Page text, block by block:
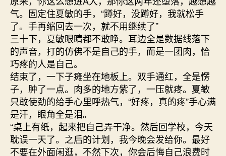
气。固定住夏敏的手，“蹲好，没蹲好，我就松手
了。手再缩回去一次，就不用继续了”
三十下，夏敏眼睛都不敢睁。耳边全是数据线落下
的声音，打的仿佛不是自己的手，而是一团肉，恰
巧疼的人是自己。
结束了，一下子瘫坐在地板上。双手通红，全是愣
子，肿了一点。肉多的地方紫了，一压就疼。夏敏
只敢使劲的给手心里呼热气，“好疼，真的疼”手心满
是汗，眼角全是泪。
“桌上有纸，起来把自己弄干净。然后回学校，今天
耽误一天了。之后的计划，我今晚会发给你。最好
不要在外面闲逛，不然下次，你会后悔自己浪费时